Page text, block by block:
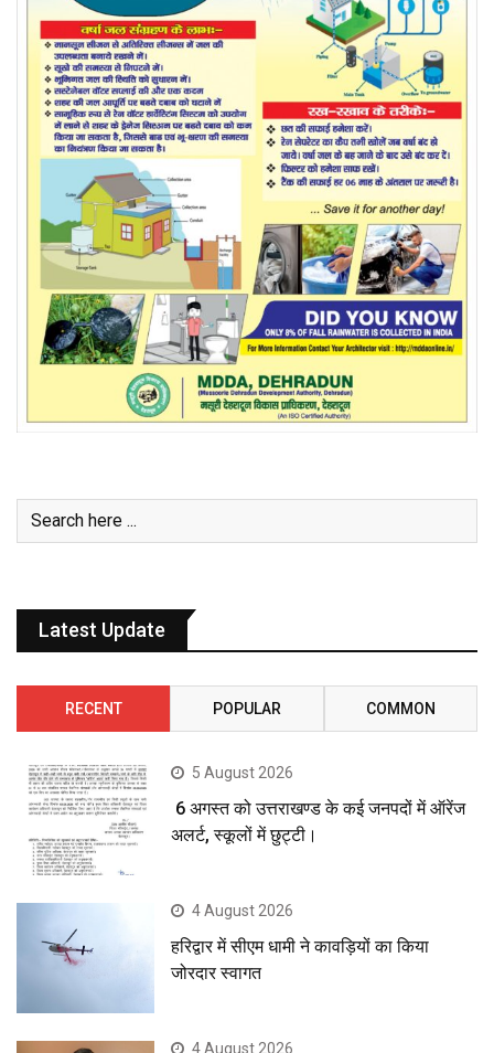
Latest Update
RECENT POPULAR COMMON
5 August 2026
6 अगस्त को उत्तराखण्ड के कई जनपदों में ऑरेंज
अलर्ट, स्कूलों में छुट्टी।
4 August 2026
हरिद्वार में सीएम धामी ने कावड़ियों का किया
जोरदार स्वागत
4 August 2026